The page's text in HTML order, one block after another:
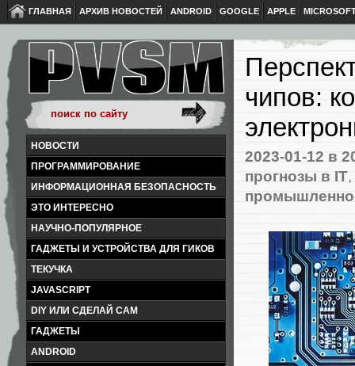
ГЛАВНАЯ АРХИВ НОВОСТЕЙ ANDROID GOOGLE APPLE
НОВОСТИ
ПРОГРАММИРОВАНИЕ
ИНФОРМАЦИОННАЯ БЕЗОПАСНОСТЬ
ЭТО ИНТЕРЕСНО
НАУЧНО-ПОПУЛЯРНОЕ
ГАДЖЕТЫ И УСТРОЙСТВА ДЛЯ ГИКОВ
ТЕКУЧКА
JAVASCRIPT
DIY ИЛИ СДЕЛАЙ САМ
ГАДЖЕТЫ
ANDROID
чипов:
2023-01-12 в
прогнозы в IT,